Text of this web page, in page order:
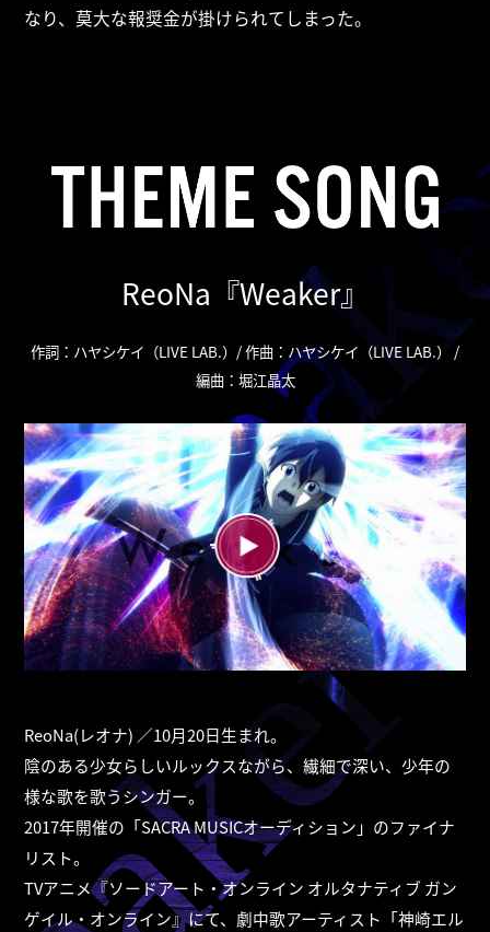
なり、莫大な報奨金が掛けられてしまった。
ReoNa『Weaker』
作詞：ハヤシケイ（LIVE LAB.）/ 作曲：ハヤシケイ（LIVE LAB.） /
編曲：堀江晶太
ReoNa(レオナ) ／10月20日生まれ。
陰のある少女らしいルックスながら、繊細で深い、少年の
様な歌を歌うシンガー。
2017年開催の「SACRA MUSICオーディション」のファイナ
リスト。
TVアニメ『ソードアート・オンライン オルタナティブ ガン
ゲイル・オンライン』にて、劇中歌アーティスト「神崎エル